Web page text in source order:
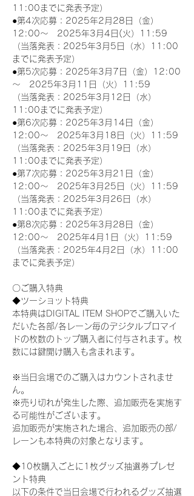
11:00までに発表予定）
●第4次応募：2025年2月28日（金）
12:00～　2025年3月4日(火）11:59
（当落発表：2025年3月5日（水）11:00
までに発表予定）
●第5次応募：2025年3月7日（金）12:00
～　2025年3月11日（火）11:59
（当落発表：2025年3月12日（水）
11:00までに発表予定）
●第6次応募：2025年3月14日（金）
12:00～　2025年3月18日（火）11:59
（当落発表：2025年3月19日（水）
11:00までに発表予定）
●第7次応募：2025年3月21日（金）
12:00～　2025年3月25日（火）11:59
（当落発表：2025年3月26日（水）
11:00までに発表予定）
●第8次応募：2025年3月28日（金）
12:00～　2025年4月1日（火）11:59
（当落発表：2025年4月2日（水）11:00
までに発表予定）
〇ご購入特典
◆ツーショット特典
本特典はDIGITAL ITEM SHOPでご購入いた
だいた各部/各レーン毎のデジタルブロマイ
ドの枚数のトップ購入者に付与されます。枚
数には鍵開け購入も含まれます。
※当日会場でのご購入はカウントされませ
ん。
※売り切れが発生した際、追加販売を実施す
る可能性がございます。
追加販売が実施された場合、追加販売の部/
レーンも本特典の対象となります。
◆10枚購入ごとに1枚グッズ抽選券プレゼ
ント特典
以下の条件で当日会場で行われるグッズ抽選